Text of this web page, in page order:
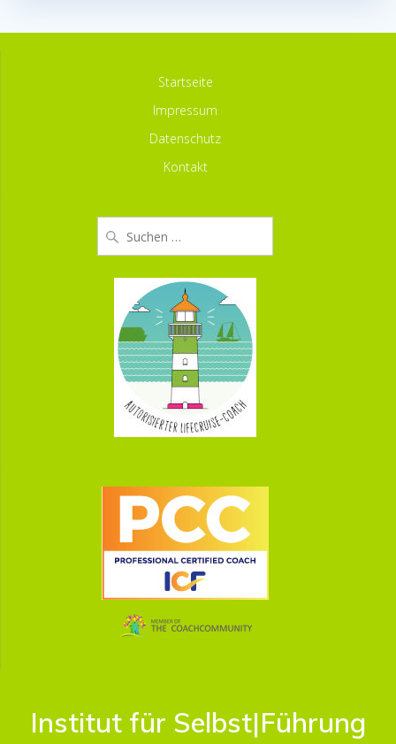
Startseite
Impressum
Datenschutz
Kontakt
nach:
Institut für Selbst|Führung